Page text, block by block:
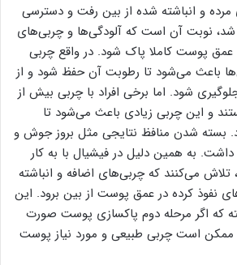
و انباشته شده از بین رفت و دسترسی
نوبت آن است که آلودگی‌ها و چربی‌های
پوست کاملا پاک شود. در واقع چربی
باعث می‌شود تا رطوبت آن حفظ شود و از
شود. اما برخی افراد با چربی بیش از
و این چربی زیادی باعث می‌شود تا
بسته شدن منافظ نتایجی مثل بروز جوش و
داشت. به همین دلیل در فیشیال با به کار
می‌کنند که چربی‌های اضافه و انباشته
نفوذ کرده در عمق پوست از بین برود. این
که اگر مرحله دوم پاکسازی پوست صورت
ممکن است چربی طبیعی و مورد نیاز پوست